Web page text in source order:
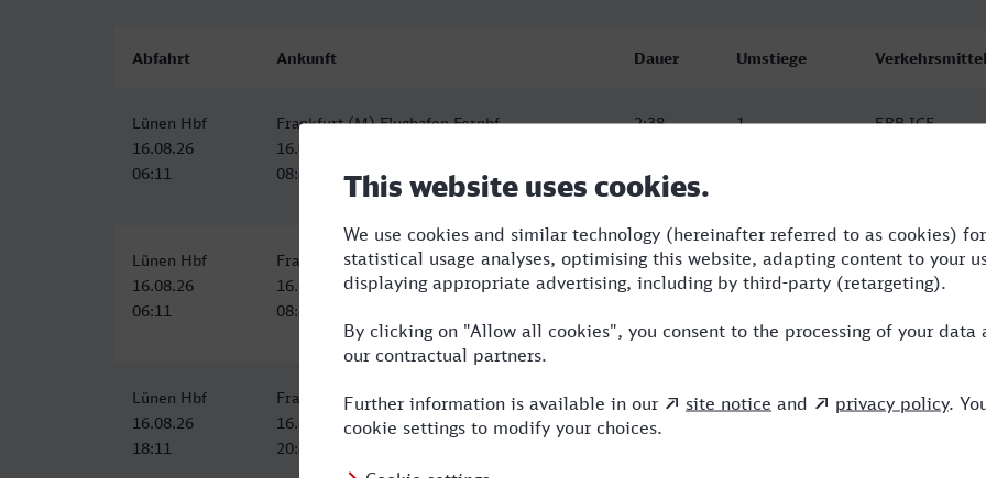
Abfahrt Ankunft Dauer Umstiege Verkehrsmittel
Lünen Hbf
16.08.26
06:11
Frankfurt (M) Flughafen Fernbf
16.08.26
08:49
2:38 1 ERB,ICE
Lünen Hbf
16.08.26
06:11
Frankfurt (M) Flughafen Fernbf
16.08.26
08:49
2:38 1 ERB,ICE
Lünen Hbf
16.08.26
18:11
Frankfurt (M) Flughafen Fernbf
16.08.26
20:49
2:38 1 ERB,ICE